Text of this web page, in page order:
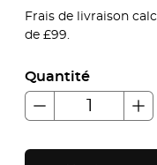
Frais de livraison
de £99.
Quantité